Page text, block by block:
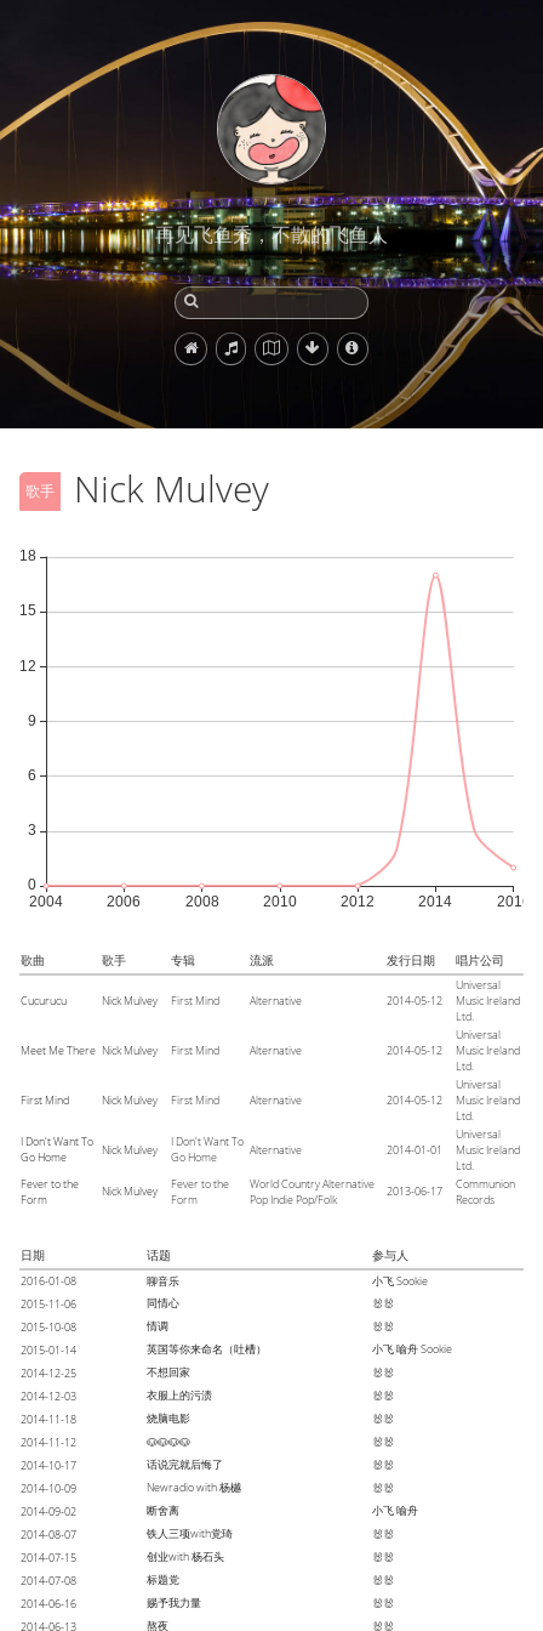
再见飞鱼秀，不散的飞鱼人
歌手 Nick Mulvey
歌曲 歌手 专辑 流派 发行日期 唱片公司
Cucurucu Nick Mulvey First Mind Alternative 2014-05-12
Universal
Music Ireland
Ltd.
Meet Me There Nick Mulvey First Mind Alternative 2014-05-12
Universal
Music Ireland
Ltd.
First Mind Nick Mulvey First Mind Alternative 2014-05-12
Universal
Music Ireland
Ltd.
I Don't Want To
Go Home
Nick Mulvey
I Don't Want To
Go Home
Alternative 2014-01-01
Universal
Music Ireland
Ltd.
Fever to the
Form
Nick Mulvey
Fever to the
Form
World Country Alternative
Pop Indie Pop/Folk
2013-06-17
Communion
Records
日期 话题 参与人
2016-01-08 聊音乐 小飞Sookie
2015-11-06
同情心
🐰🐰
2015-10-08
情调
🐰🐰
2015-01-14
英国等你来命名（吐槽） 小飞喻舟Sookie
2014-12-25
不想回家
🐰🐰
2014-12-03
衣服上的污渍
🐰🐰
2014-11-18
烧脑电影
🐰🐰
2014-11-12
🐶🐶🐶🐶
🐰🐰
2014-10-17
话说完就后悔了
🐰🐰
2014-10-09
Newradio with 杨樾
🐰🐰
2014-09-02
断舍离 小飞喻舟
2014-08-07
铁人三项with党琦
🐰🐰
2014-07-15
创业with 杨石头
🐰🐰
2014-07-08
标题党
🐰🐰
2014-06-16
赐予我力量
🐰🐰
2014-06-13
熬夜 🐰🐰